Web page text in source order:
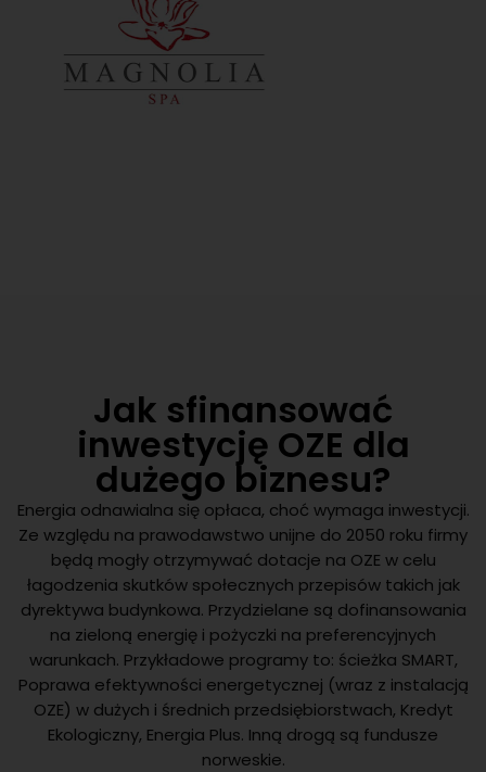
Jak sfinansować
inwestycję OZE dla
dużego biznesu?
Energia odnawialna się opłaca, choć wymaga inwestycji.
Ze względu na prawodawstwo unijne do 2050 roku firmy
będą mogły otrzymywać dotacje na OZE w celu
łagodzenia skutków społecznych przepisów takich jak
dyrektywa budynkowa. Przydzielane są dofinansowania
na zieloną energię i pożyczki na preferencyjnych
warunkach. Przykładowe programy to: ścieżka SMART,
Poprawa efektywności energetycznej (wraz z instalacją
OZE) w dużych i średnich przedsiębiorstwach, Kredyt
Ekologiczny, Energia Plus. Inną drogą są fundusze
norweskie.